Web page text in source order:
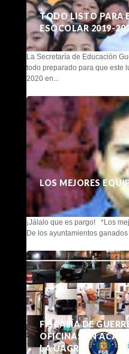
TODO LISTO PARA
ESOCOLAR 2019-
La Secretaría de Educación
todo preparado para que este
2020 en...
LOS MEJORES
¡Jálalo que es pargo! *Los
De los ayuntamientos
FISCALÍA DE
OFICINAS EN
LA UAGRO